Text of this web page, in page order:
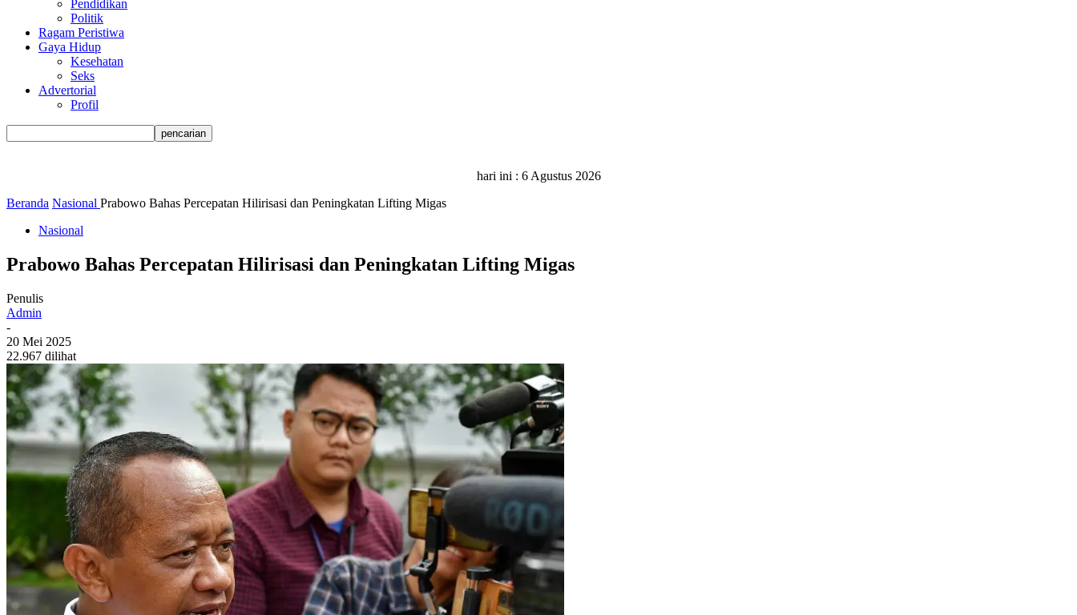
Pendidikan
Politik
Ragam Peristiwa
Gaya Hidup
Kesehatan
Seks
Advertorial
Profil
hari ini : 6 Agustus 2026
Beranda Nasional Prabowo Bahas Percepatan Hilirisasi dan Peningkatan Lifting Migas
Nasional
Prabowo Bahas Percepatan Hilirisasi dan Peningkatan Lifting Migas
Penulis
Admin
-
20 Mei 2025
22.967 dilihat